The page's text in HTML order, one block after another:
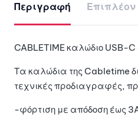
Περιγραφή
CABLETIME καλώδιο USB-
Τα καλώδια της Cabletime
τεχνικές προδιαγραφές,
-φόρτιση με απόδοση έως